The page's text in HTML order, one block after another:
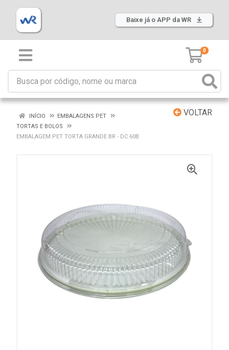
Baixe já o APP da WR
0
VOLTAR
INÍCIO
EMBALAGENS PET
TORTAS E BOLOS
EMBALAGEM PET TORTA GRANDE BR - DC 60B